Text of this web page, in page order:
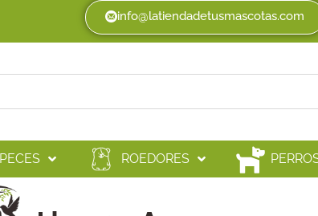
info@latiendadetusmascotas.com
PECES ROEDORES